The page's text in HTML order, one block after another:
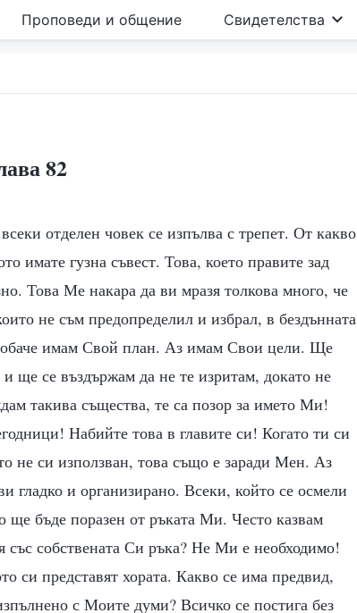
Проповеди и общение Свидетелства
82
отделен човек се изпълва с трепет. От какво
имате гузна съвест. Това, което правите зад
Това Ме накара да ви мразя толкова много, че
не съм предопределил и избрал, в бездънната
обаче имам Свой план. Аз имам Свои цели. Ще
ще се въздържам да не те изритам, докато не
такива същества, те са позор за името Ми!
Набийте това в главите си! Когато ти си
не си използван, това също е заради Мен. Аз
гладко и организирано. Всеки, който се осмели
ще бъде поразен от ръката Ми. Често казвам
собствената Си ръка? Не Ми е необходимо!
си представят хората. Какво се има предвид,
с Моите думи? Всичко се постига без